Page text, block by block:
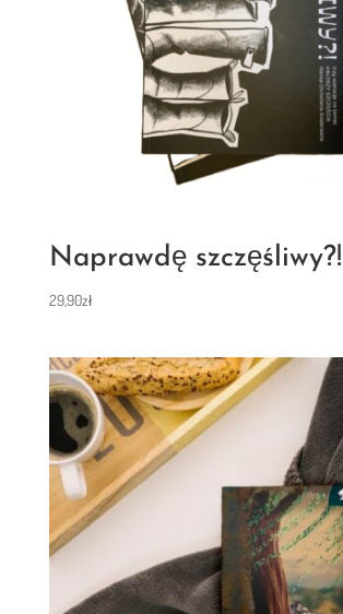
Naprawdę szczęśliwy?!
29,90zł